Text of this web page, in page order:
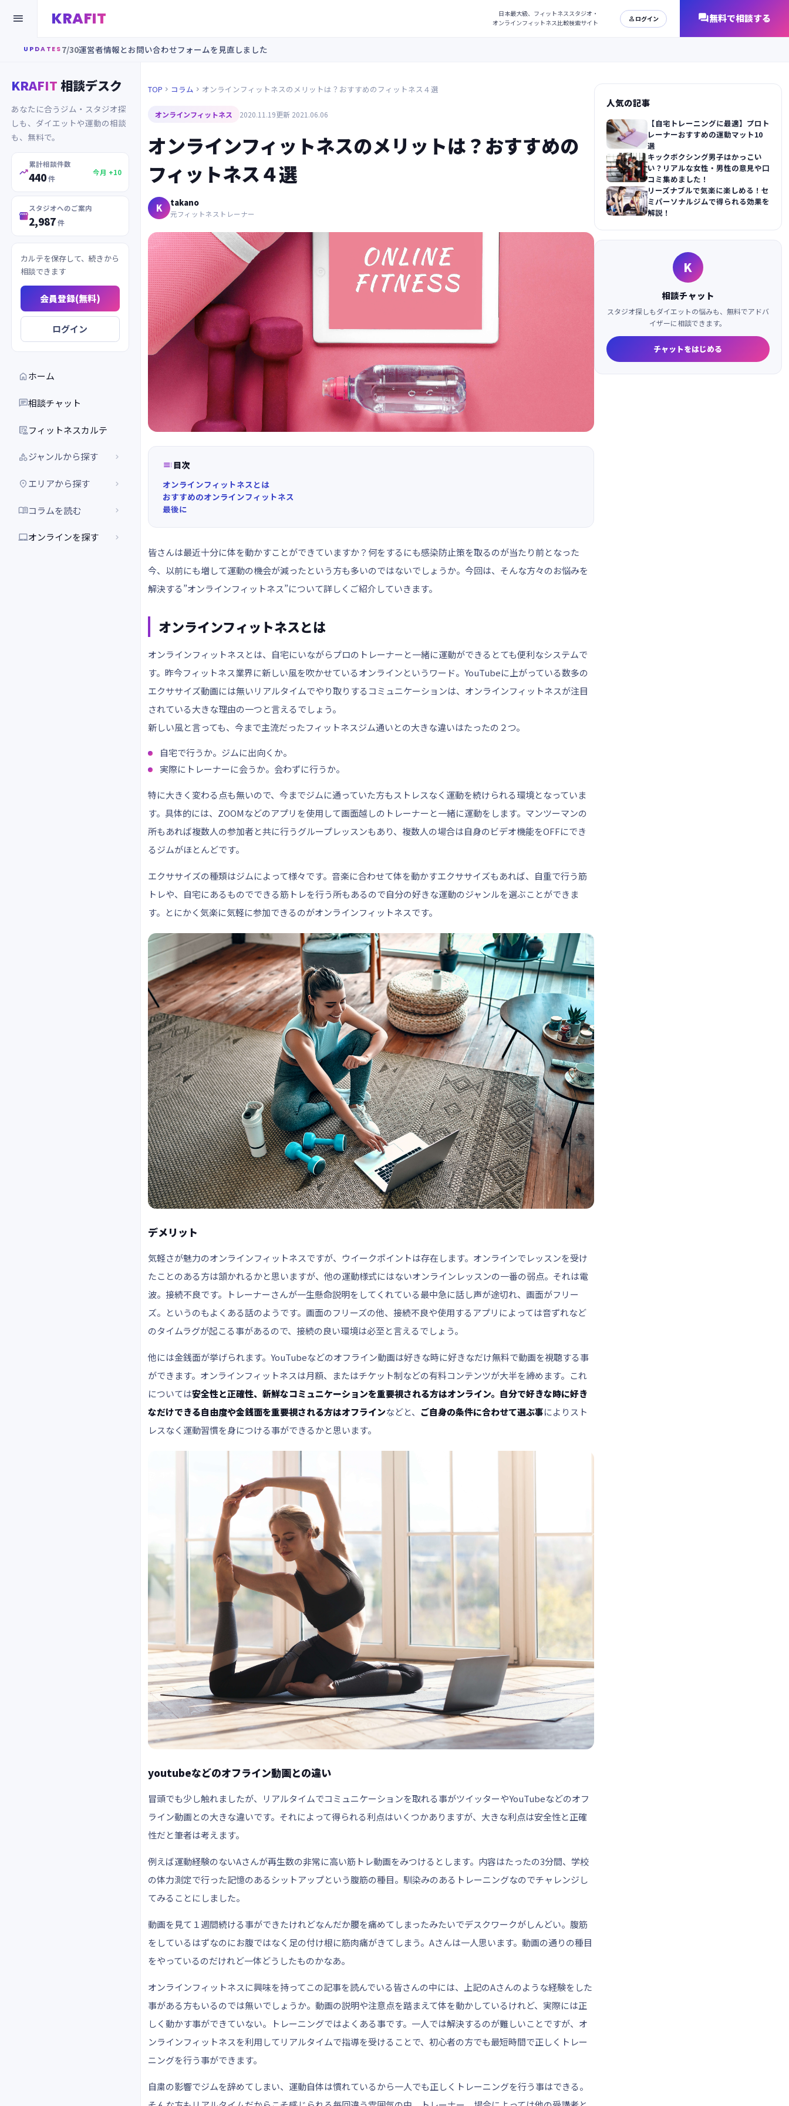
KRAFIT 日本最大級、フィットネススタジオ・
オンラインフィットネス比較検索サイト

UPDATES 7/30運営者情報とお問い合わせフォームを見直しました
KRAFIT 相談デスク
あなたに合うジム・スタジオ探
しも、ダイエットや運動の相談
も、無料で。

累計相談件数
440件
今月 +10

スタジオへのご案内
2,987件
カルテを保存して、続きから
相談できます
会員登録(無料)
ログイン
ホーム
相談チャット
フィットネスカルテ
ジャンルから探す 
エリアから探す 
コラムを読む 
オンラインを探す 
TOP  コラム  オンラインフィットネスのメリットは？おすすめのフィットネス４選
オンラインフィットネス 2020.11.19更新 2021.06.06
オンラインフィットネスのメリットは？おすすめの
フィットネス４選
K takano
元フィットネストレーナー
目次
オンラインフィットネスとは
おすすめのオンラインフィットネス
最後に
皆さんは最近十分に体を動かすことができていますか？何をするにも感染防止策を取るのが当たり前となった
今、以前にも増して運動の機会が減ったという方も多いのではないでしょうか。今回は、そんな方々のお悩みを
解決する”オンラインフィットネス”について詳しくご紹介していきます。
オンラインフィットネスとは
オンラインフィットネスとは、自宅にいながらプロのトレーナーと一緒に運動ができるとても便利なシステムで
す。昨今フィットネス業界に新しい風を吹かせているオンラインというワード。YouTubeに上がっている数多の
エクササイズ動画には無いリアルタイムでやり取りするコミュニケーションは、オンラインフィットネスが注目
されている大きな理由の一つと言えるでしょう。
新しい風と言っても、今まで主流だったフィットネスジム通いとの大きな違いはたったの２つ。
自宅で行うか。ジムに出向くか。
実際にトレーナーに会うか。会わずに行うか。
特に大きく変わる点も無いので、今までジムに通っていた方もストレスなく運動を続けられる環境となっていま
す。具体的には、ZOOMなどのアプリを使用して画面越しのトレーナーと一緒に運動をします。マンツーマンの
所もあれば複数人の参加者と共に行うグループレッスンもあり、複数人の場合は自身のビデオ機能をOFFにでき
るジムがほとんどです。
エクササイズの種類はジムによって様々です。音楽に合わせて体を動かすエクササイズもあれば、自重で行う筋
トレや、自宅にあるものでできる筋トレを行う所もあるので自分の好きな運動のジャンルを選ぶことができま
す。とにかく気楽に気軽に参加できるのがオンラインフィットネスです。
デメリット
気軽さが魅力のオンラインフィットネスですが、ウイークポイントは存在します。オンラインでレッスンを受け
たことのある方は頷かれるかと思いますが、他の運動様式にはないオンラインレッスンの一番の弱点。それは電
波。接続不良です。トレーナーさんが一生懸命説明をしてくれている最中急に話し声が途切れ、画面がフリー
ズ。というのもよくある話のようです。画面のフリーズの他、接続不良や使用するアプリによっては音ずれなど
のタイムラグが起こる事があるので、接続の良い環境は必至と言えるでしょう。
他には金銭面が挙げられます。YouTubeなどのオフライン動画は好きな時に好きなだけ無料で動画を視聴する事
ができます。オンラインフィットネスは月額、またはチケット制などの有料コンテンツが大半を締めます。これ
については安全性と正確性、新鮮なコミュニケーションを重要視される方はオンライン。自分で好きな時に好き
なだけできる自由度や金銭面を重要視される方はオフラインなどと、 ご自身の条件に合わせて選ぶ事によりスト
レスなく運動習慣を身につける事ができるかと思います。
youtubeなどのオフライン動画との違い
冒頭でも少し触れましたが、リアルタイムでコミュニケーションを取れる事がツイッターやYouTubeなどのオフ
ライン動画との大きな違いです。それによって得られる利点はいくつかありますが、大きな利点は安全性と正確
性だと筆者は考えます。
例えば運動経験のないAさんが再生数の非常に高い筋トレ動画をみつけるとします。内容はたったの3分間、学校
の体力測定で行った記憶のあるシットアップという腹筋の種目。馴染みのあるトレーニングなのでチャレンジし
てみることにしました。
動画を見て１週間続ける事ができたけれどなんだか腰を痛めてしまったみたいでデスクワークがしんどい。腹筋
をしているはずなのにお腹ではなく足の付け根に筋肉痛がきてしまう。Aさんは一人思います。動画の通りの種目
をやっているのだけれど一体どうしたものかなあ。
オンラインフィットネスに興味を持ってこの記事を読んでいる皆さんの中には、上記のAさんのような経験をした
事がある方もいるのでは無いでしょうか。動画の説明や注意点を踏まえて体を動かしているけれど、実際には正
しく動かす事ができていない。トレーニングではよくある事です。一人では解決するのが難しいことですが、オ
ンラインフィットネスを利用してリアルタイムで指導を受けることで、初心者の方でも最短時間で正しくトレー
ニングを行う事ができます。
自粛の影響でジムを辞めてしまい、運動自体は慣れているから一人でも正しくトレーニングを行う事はできる。
人気の記事
【自宅トレーニングに最適】プロト
レーナーおすすめの運動マット10
選
キックボクシング男子はかっこい
い？リアルな女性・男性の意見や口
コミ集めました！
リーズナブルで気楽に楽しめる！セ
ミパーソナルジムで得られる効果を
解説！
K
相談チャット
スタジオ探しもダイエットの悩みも、無料でアドバ
イザーに相談できます。
チャットをはじめる